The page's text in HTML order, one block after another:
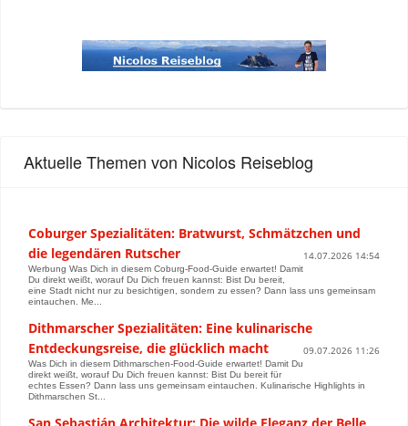
Aktuelle Themen von Nicolos Reiseblog
Coburger Spezialitäten: Bratwurst, Schmätzchen und
die legendären Rutscher
14.07.2026 14:54
Werbung Was Dich in diesem Coburg-Food-Guide erwartet! Damit
Du direkt weißt, worauf Du Dich freuen kannst: Bist Du bereit,
eine Stadt nicht nur zu besichtigen, sondern zu essen? Dann lass uns gemeinsam
eintauchen. Me...
Dithmarscher Spezialitäten: Eine kulinarische
Entdeckungsreise, die glücklich macht
09.07.2026 11:26
Was Dich in diesem Dithmarschen-Food-Guide erwartet! Damit Du
direkt weißt, worauf Du Dich freuen kannst: Bist Du bereit für
echtes Essen? Dann lass uns gemeinsam eintauchen. Kulinarische Highlights in
Dithmarschen St...